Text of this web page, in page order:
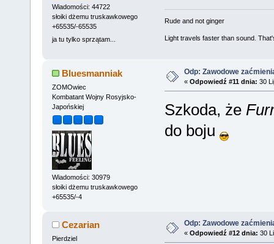
Wiadomości: 44722
słoiki dżemu truskawkowego
+65535/-65535
ja tu tylko sprzątam...
Rude and not ginger
Light travels faster than sound.
Bluesmanniak
ZOMOwiec
Kombatant Wojny Rosyjsko-
Japońskiej
Wiadomości: 30979
słoiki dżemu truskawkowego
+65535/-4
Odp: Zawodowe
« Odpowiedź #11 dnia: 30
Szkoda, że
do boju
Cezarian
Pierdziel
Odp: Zawodowe
« Odpowiedź #12 dnia: 30